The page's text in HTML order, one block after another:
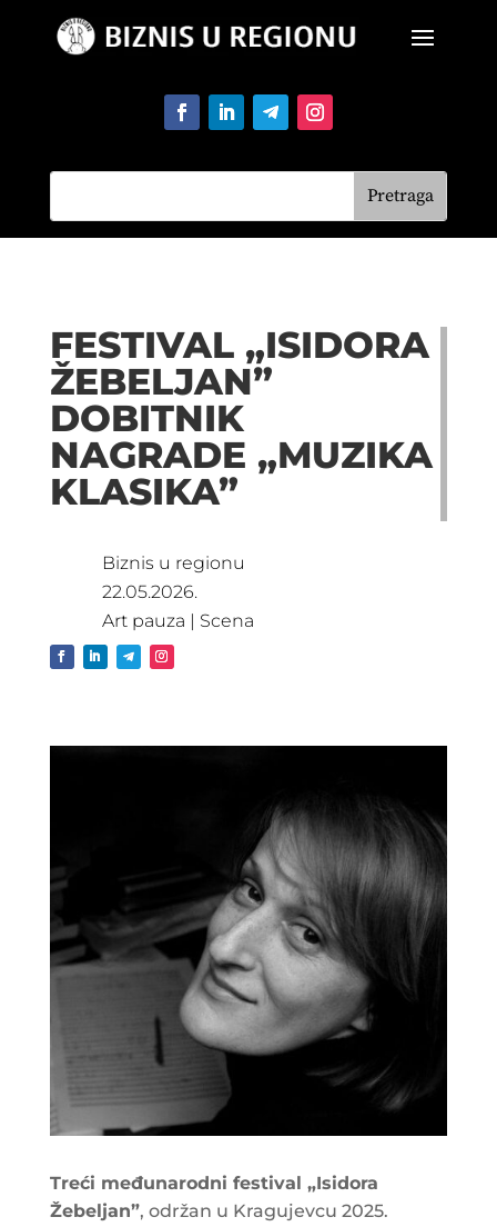
FESTIVAL „ISIDORA
ŽEBELJAN”
DOBITNIK
NAGRADE „MUZIKA
KLASIKA”
Biznis u regionu
22.05.2026.
Art pauza | Scena
Treći međunarodni festival „Isidora
Žebeljan”, održan u Kragujevcu 2025.